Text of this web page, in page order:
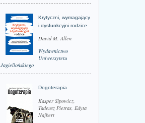
Krytyczni, wymagający
i dysfunkcyjni rodzice
David M. Allen
Wydawnictwo
Uniwersytetu
Jagiellońskiego
Dogoterapia
Kasper Sipowicz,
Tadeusz Pietras, Edyta
Najbert